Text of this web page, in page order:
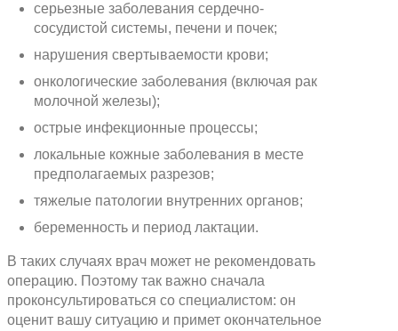
серьезные заболевания сердечно-
сосудистой системы, печени и почек;
нарушения свертываемости крови;
онкологические заболевания (включая рак
молочной железы);
острые инфекционные процессы;
локальные кожные заболевания в месте
предполагаемых разрезов;
тяжелые патологии внутренних органов;
беременность и период лактации.
В таких случаях врач может не рекомендовать
операцию. Поэтому так важно сначала
проконсультироваться со специалистом: он
оценит вашу ситуацию и примет окончательное